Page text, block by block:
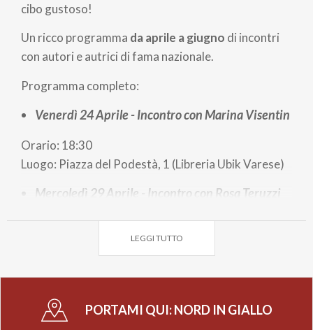
cibo gustoso!
Un ricco programma da aprile a giugno di incontri
con autori e autrici di fama nazionale.
Programma completo:
Venerdì 24 Aprile - Incontro con Marina Visentin
Orario: 18:30
Luogo: Piazza del Podestà, 1 (Libreria Ubik Varese)
Mercoledì 29 Aprile - Incontro con Rosa Teruzzi
Luogo: Piazza del Podestà, 1 (Libreria Ubik Varese)
Orario: 18:30
LEGGI TUTTO
PORTAMI QUI:NORD IN GIALLO